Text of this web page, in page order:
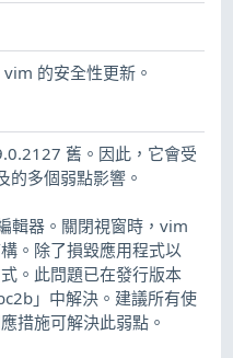
的安全性更新。
舊。因此，它會受
的多個弱點影響。
輯器。關閉視窗時，vim
。除了損毀應用程式以
。此問題已在發行版本
」中解決。建議所有使
措施可解決此弱點。